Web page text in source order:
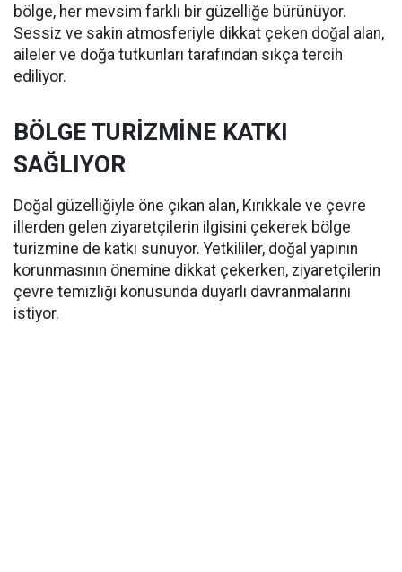
bölge, her mevsim farklı bir güzelliğe bürünüyor.
Sessiz ve sakin atmosferiyle dikkat çeken doğal alan,
aileler ve doğa tutkunları tarafından sıkça tercih
ediliyor.
BÖLGE TURİZMİNE KATKI
SAĞLIYOR
Doğal güzelliğiyle öne çıkan alan, Kırıkkale ve çevre
illerden gelen ziyaretçilerin ilgisini çekerek bölge
turizmine de katkı sunuyor. Yetkililer, doğal yapının
korunmasının önemine dikkat çekerken, ziyaretçilerin
çevre temizliği konusunda duyarlı davranmalarını
istiyor.